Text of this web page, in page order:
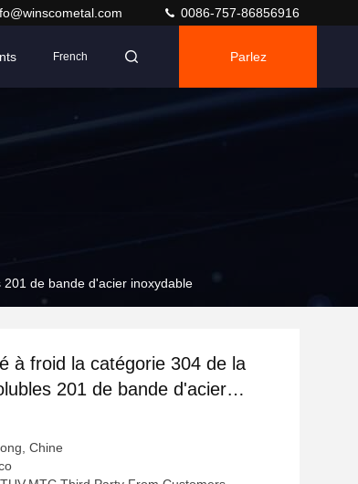
0086-757-86856916
French Parlez
de bande d'acier inoxydable
à froid la catégorie 304 de la
201 de bande d'acier
Chine